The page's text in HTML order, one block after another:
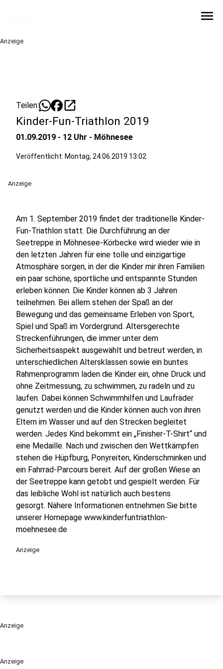
menu
Anzeige
Anzeige
Teilen: open_in_new
Kinder-Fun-Triathlon 2019
01.09.2019 - 12 Uhr - Möhnesee
Veröffentlicht: Montag, 24.06.2019 13:02
Anzeige
Am 1. September 2019 findet der traditionelle Kinder-
Fun-Triathlon statt. Die Durchführung an der
Seetreppe in Möhnesee-Körbecke wird wieder wie in
den letzten Jahren für eine tolle und einzigartige
Atmosphäre sorgen, in der die Kinder mir ihren Familien
ein paar schöne, sportliche und entspannte Stunden
erleben können. Die Kinder können ab 3 Jahren
teilnehmen. Bei allem stehen der Spaß an der
Bewegung und das gemeinsame Erleben von Sport,
Spiel und Spaß im Vordergrund. Altersgerechte
Streckenführungen, die immer unter dem
Sicherheitsaspekt ausgewählt und betreut werden, in
unterschiedlichen Altersklassen sowie ein buntes
Rahmenprogramm laden die Kinder ein, ohne Druck und
ohne Zeitmessung, zu schwimmen, zu radeln und zu
laufen. Dabei können Schwimmhilfen und Laufräder
genutzt werden und die Kinder können auch von ihren
Eltern im Wasser und auf den Strecken begleitet
werden. Jedes Kind bekommt ein „Finisher-T-Shirt“ und
eine Medaille. Nach und zwischen den Wettkämpfen
stehen die Hüpfburg, Ponyreiten, Kinderschminken und
ein Fahrrad-Parcours bereit. Auf der großen Wiese an
der Seetreppe kann getobt und gespielt werden. Für
das leibliche Wohl ist natürlich auch bestens
gesorgt. Nähere Informationen entnehmen Sie bitte
unserer Homepage www.kinderfuntriathlon-
moehnesee.de
Anzeige
Anzeige